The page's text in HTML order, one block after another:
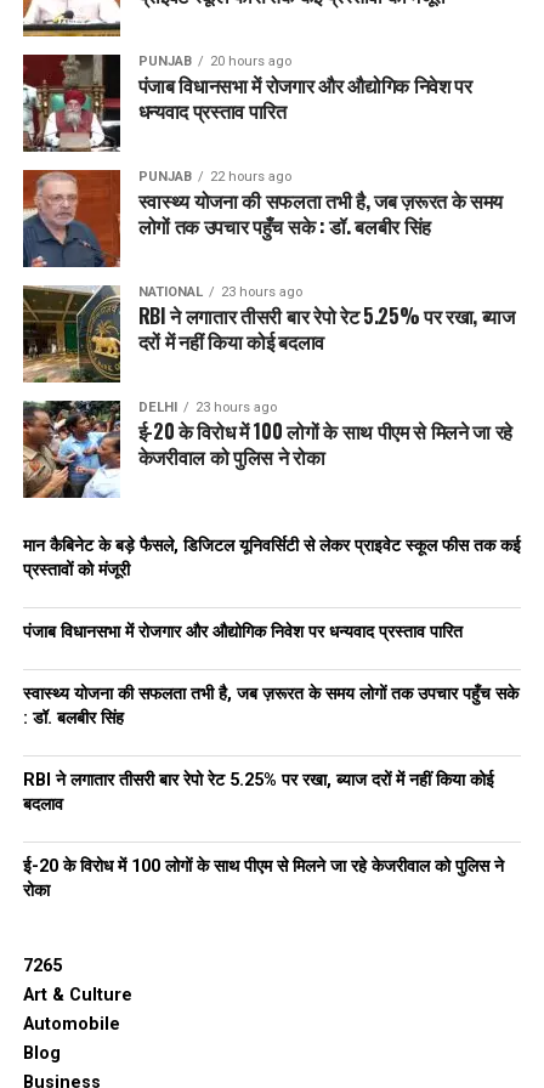
सकारात्मक रही हैं।
20 यूनिवर्सिटीज की एकेडमिक काउंसिल इस कोर्स को पहले ही मंज़ूरी दे
चुकी है। सरकारी विश्वविद्यालयों के साथ-साथ Lovely Professional
University, Chitkara University, GNA University और DAV
Universities जैसी निजी यूनिवर्सिटीज ने भी इस पहल को सराहा है और
सक्रिय रूप से लागू किया है। मई 2025 में इस कोर्स को विकसित करने के
लिए एक वर्किंग ग्रुप बनाया गया था, जिसमें पंजाब की प्रमुख यूनिवर्सिटीज
के वाइस चांसलर शामिल थे, जैसे पंजाबी यूनिवर्सिटी पटियाला, गुरु नानक
देव यूनिवर्सिटी अमृतसर, IK गुजराल पंजाब टेक्निकल यूनिवर्सिटी
कपूरथला, सरदार बेअंत सिंह स्टेट यूनिवर्सिटी गुरदासपुर, गुरु काशी
यूनिवर्सिटी बठिंडा और संत बाबा भाग सिंह यूनिवर्सिटी जालंधर।
इस कोर्स की रूपरेखा तैयार करने में स्टार्टअप मिशन पंजाब, इनोवेशन पंजाब
के सीईओ और मास्टर यूनियन के संस्थापक प्रथम मित्तल जैसे विशेषज्ञों की
अहम भूमिका रही है। जून 2025 में पंजाब सरकार ने आधिकारिक
एडवाइजरी जारी कर सभी विश्वविद्यालयों को निर्देश दिया कि शैक्षणिक सत्र
रूप से लागू किया जाए। यह सिर्फ एक शुरुआत है — आने वाले वर्षों में इसे
और विस्तारित किया जाएगा।
का रेवेन्यू उत्पन्न होगा, जो पंजाब की GDP का लगभग 9% और राज्य के
वार्षिक बजट का लगभग 50% होगा। ये सिर्फ आंकड़े नहीं हैं, बल्कि पंजाब
के युवाओं की आत्मनिर्भरता और आत्मविश्वास की सशक्त झलक है। अरविंद
केजरीवाल ने इसे राष्ट्रीय शिक्षा नीति 2020 के विज़न के अनुरूप बताया है
PUNJAB 20 hours ago
पंजाब विधानसभा में रोजगार और औद्योगिक निवेश पर
धन्यवाद प्रस्ताव पारित
PUNJAB 22 hours ago
स्वास्थ्य योजना की सफलता तभी है, जब ज़रूरत के समय
लोगों तक उपचार पहुँच सके : डॉ. बलबीर सिंह
NATIONAL 23 hours ago
RBI ने लगातार तीसरी बार रेपो रेट 5.25% पर रखा, ब्याज
दरों में नहीं किया कोई बदलाव
DELHI 23 hours ago
ई-20 के विरोध में 100 लोगों के साथ पीएम से मिलने जा रहे
केजरीवाल को पुलिस ने रोका
मान कैबिनेट के बड़े फैसले, डिजिटल यूनिवर्सिटी से लेकर प्राइवेट स्कूल फीस तक कई
प्रस्तावों को मंजूरी
पंजाब विधानसभा में रोजगार और औद्योगिक निवेश पर धन्यवाद प्रस्ताव पारित
स्वास्थ्य योजना की सफलता तभी है, जब ज़रूरत के समय लोगों तक उपचार पहुँच सके
: डॉ. बलबीर सिंह
RBI ने लगातार तीसरी बार रेपो रेट 5.25% पर रखा, ब्याज दरों में नहीं किया कोई
बदलाव
ई-20 के विरोध में 100 लोगों के साथ पीएम से मिलने जा रहे केजरीवाल को पुलिस ने
रोका
7265
Art & Culture
Automobile
Blog
Business